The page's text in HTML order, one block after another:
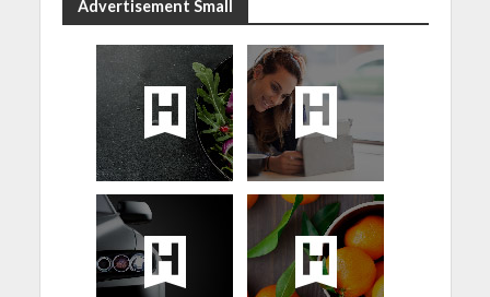
Advertisement Small